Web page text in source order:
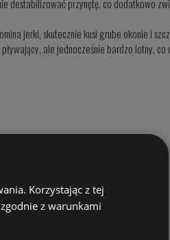
destabilizować przynętę, co dodatkowo
jerki, skutecznie kusi grube okonie i
ale jednocześnie bardzo lotny, co
Korzystając z tej
z warunkami